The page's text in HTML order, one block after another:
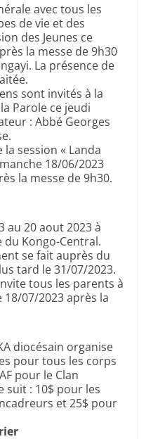
avec tous les
de vie et des
des Jeunes ce
la messe de 9h30
La présence de
sont invités à la
Parole ce jeudi
: Abbé Georges
la session « Landa
18/06/2023
la messe de 9h30.
au 20 aout 2023 à
du Kongo-Central.
se fait auprès du
tard le 31/07/2023.
tous les parents à
07/2023 après la
diocésain organise
pour tous les corps
pour le Clan
suit : 10$ pour les
et 25$ pour